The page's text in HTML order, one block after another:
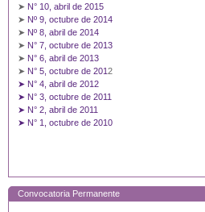
➤ N° 10, abril de 2015
➤ Nº 9, octubre de 2014
➤ Nº 8, abril de 2014
➤ N° 7, octubre de 2013
➤ N° 6, abril de 2013
➤ N° 5, octubre de 2012
➤ N° 4, abril de 2012
➤ N° 3, octubre de 2011
➤ N° 2, abril de 2011
➤ N° 1, octubre de 2010
Convocatoria Permanente